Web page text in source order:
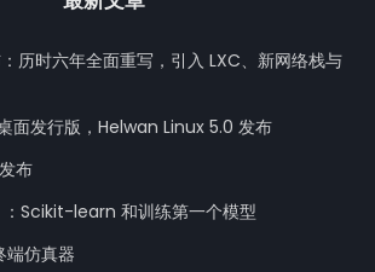
历时六年全面重写，引入 LXC、新网络栈与
面发行版，Helwan Linux 5.0 发布
布
：Scikit-learn 和训练第一个模型
端仿真器